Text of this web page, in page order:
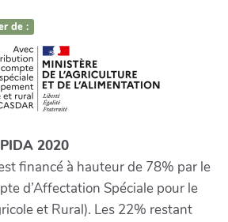
de :
2020
financé à hauteur de 78% par le
d’Affectation Spéciale pour le
et Rural). Les 22% restant